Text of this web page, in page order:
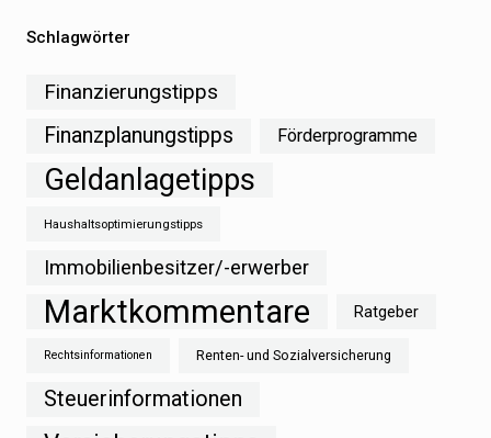
Schlagwörter
Finanzierungstipps
Finanzplanungstipps
Förderprogramme
Geldanlagetipps
Haushaltsoptimierungstipps
Immobilienbesitzer/-erwerber
Marktkommentare Ratgeber
Rechtsinformationen Renten- und Sozialversicherung
Steuerinformationen